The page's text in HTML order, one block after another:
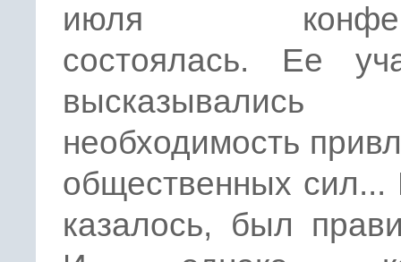
июля
состоялась. Ее
необходимость
общественных сил...
казалось, был